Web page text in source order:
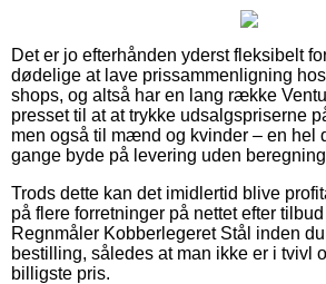
Det er jo efterhånden yderst fleksibelt
dødelige at lave prissammenligning
shops, og altså har en lang række
presset til at at trykke udsalgspriserne
men også til mænd og kvinder – en hel
gange byde på levering uden
Trods dette kan det imidlertid blive
på flere forretninger på nettet efter
Regnmåler Kobberlegeret Stål inden
bestilling, således at man ikke er i tvivl
billigste pris.